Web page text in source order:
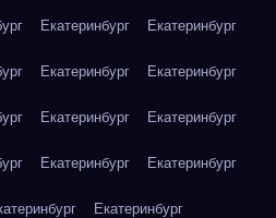
Екатеринбург Екатеринбург
Екатеринбург Екатеринбург
Екатеринбург Екатеринбург
Екатеринбург Екатеринбург
Екатеринбург